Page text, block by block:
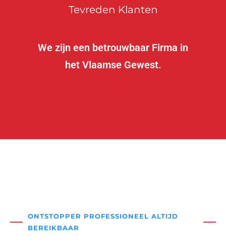
Tevreden Klanten
We zijn een betrouwbaar Firma in
het Vlaamse Gewest.
ONTSTOPPER PROFESSIONEEL ALTIJD
BEREIKBAAR